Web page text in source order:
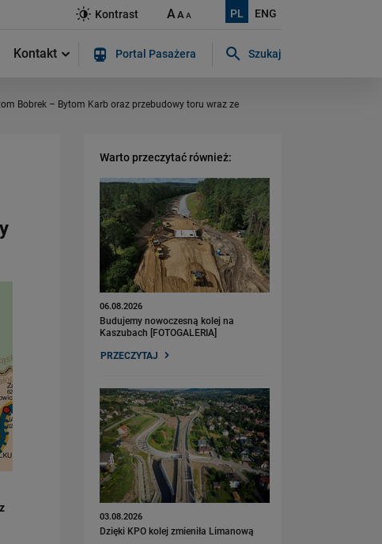
PL ENG
Kontrast AAA
Kontakt Portal Pasażera Szukaj
Bobrek – Bytom Karb oraz przebudowy toru wraz ze
Warto przeczytać również:
06.08.2026
Budujemy nowoczesną kolej na
Kaszubach [FOTOGALERIA]
PRZECZYTAJ
03.08.2026
Dzięki KPO kolej zmieniła Limanową